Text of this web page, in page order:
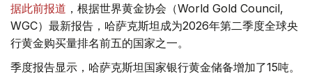
据此前报道 ，根据世界黄金协会（World Gold Council,
WGC）最新报告，哈萨克斯坦成为2026年第二季度全球央
行黄金购买量排名前五的国家之一。
季度报告显示，哈萨克斯坦国家银行黄金储备增加了15吨。